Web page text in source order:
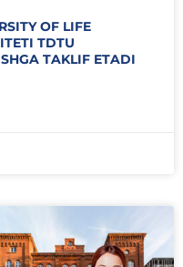
OF LIFE
TDTU
TAKLIF ETADI